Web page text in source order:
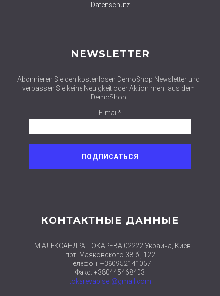
Datenschutz
NEWSLETTER
Abonnieren Sie den kostenlosen DemoShop Newsletter und
verpassen Sie keine Neuigkeit oder Aktion mehr aus dem
DemoShop
E-mail*
КОНТАКТНЫЕ ДАННЫЕ
ТМ АЛЕКСАНДРА ТОКАРЕВА 02222 Украина, Киев
прт. Маяковского 38-б , 122
Телефон: +380952141067
Факс: +380445468403
tokarevabiser@gmail.com